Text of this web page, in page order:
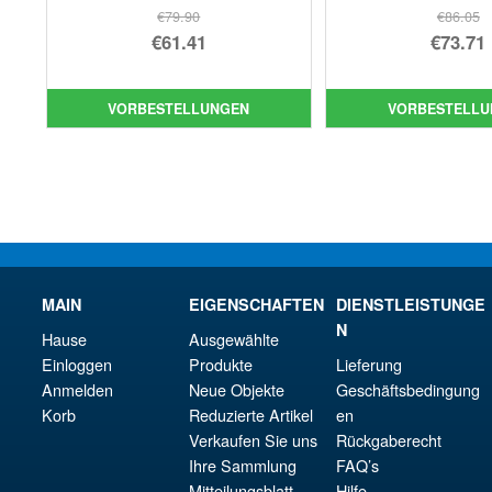
€79.90
Ursprünglicher
war:
€79.90
€61.41
Preis
ist:
VORBESTELLUNGEN
€86.05
€73.71
ist:
MAIN
Hause
Einloggen
Anmelden
Korb
EIGENSCHAFTEN
Ausgewählte
Produkte
Neue Objekte
Reduzierte Artikel
Verkaufen Sie uns
Ihre Sammlung
DIENSTLEISTUNGE
N
Lieferung
Geschäftsbedingung
en
Rückgaberecht
FAQ’s